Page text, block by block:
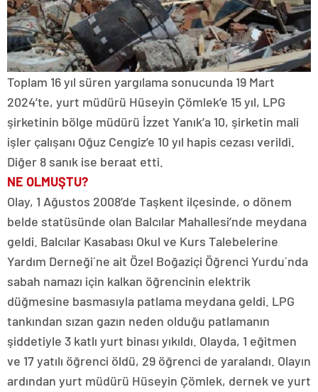
Toplam 16 yıl süren yargılama sonucunda 19 Mart
2024’te, yurt müdürü Hüseyin Çömlek’e 15 yıl, LPG
şirketinin bölge müdürü İzzet Yanık’a 10, şirketin mali
işler çalışanı Oğuz Cengiz’e 10 yıl hapis cezası verildi.
Diğer 8 sanık ise beraat etti.
NE OLMUŞTU?
Olay, 1 Ağustos 2008’de Taşkent ilçesinde, o dönem
belde statüsünde olan Balcılar Mahallesi’nde meydana
geldi. Balcılar Kasabası Okul ve Kurs Talebelerine
Yardım Derneği´ne ait Özel Boğaziçi Öğrenci Yurdu´nda
sabah namazı için kalkan öğrencinin elektrik
düğmesine basmasıyla patlama meydana geldi. LPG
tankından sızan gazın neden olduğu patlamanın
şiddetiyle 3 katlı yurt binası yıkıldı. Olayda, 1 eğitmen
ve 17 yatılı öğrenci öldü, 29 öğrenci de yaralandı. Olayın
ardından yurt müdürü Hüseyin Çömlek, dernek ve yurt